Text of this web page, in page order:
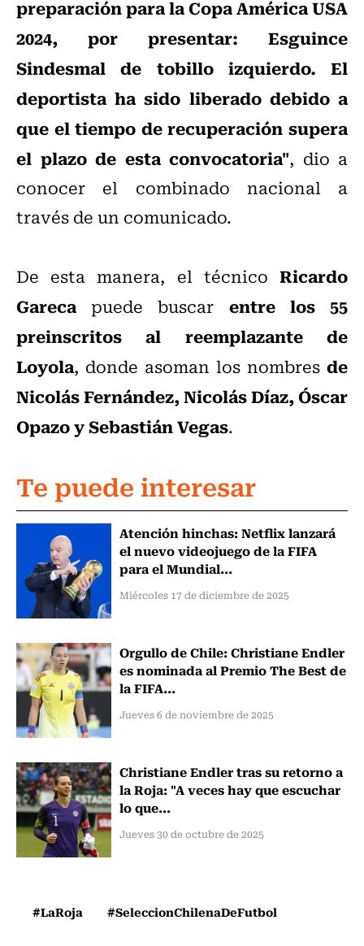
preparación para la Copa América USA
2024, por presentar: Esguince
Sindesmal de tobillo izquierdo. El
deportista ha sido liberado debido a
que el tiempo de recuperación supera
el plazo de esta convocatoria", dio a
conocer el combinado nacional a
través de un comunicado.
De esta manera, el técnico Ricardo
Gareca puede buscar entre los 55
preinscritos al reemplazante de
Loyola, donde asoman los nombres de
Nicolás Fernández, Nicolás Díaz, Óscar
Opazo y Sebastián Vegas.
Te puede interesar
Atención hinchas: Netflix lanzará
el nuevo videojuego de la FIFA
para el Mundial...
Miércoles 17 de diciembre de 2025
Orgullo de Chile: Christiane Endler
es nominada al Premio The Best de
la FIFA...
Jueves 6 de noviembre de 2025
Christiane Endler tras su retorno a
la Roja: "A veces hay que escuchar
lo que...
Jueves 30 de octubre de 2025
#LaRoja #SeleccionChilenaDeFutbol